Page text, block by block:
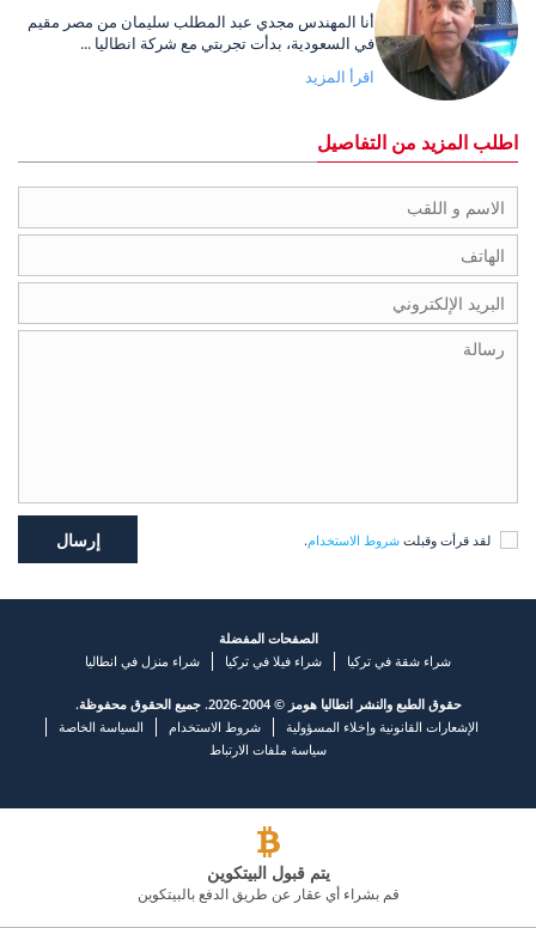
أنا المهندس مجدي عبد المطلب سليمان من مصر مقيم
في السعودية، بدأت تجربتي مع شركة انطاليا ...
اقرأ المزيد
اطلب المزيد من التفاصيل
لقد قرأت وقبلت شروط الاستخدام.
الصفحات المفضلة
شراء شقة في تركيا
شراء فيلا في تركيا شراء منزل في انطاليا
حقوق الطبع والنشر انطاليا هومز © 2004-2026. جميع الحقوق محفوظة.
الإشعارات القانونية وإخلاء المسؤولية
شروط الاستخدام
السياسة الخاصة
سياسة ملفات الارتباط
يتم قبول البيتكوين
قم بشراء أي عقار عن طريق الدفع بالبيتكوين